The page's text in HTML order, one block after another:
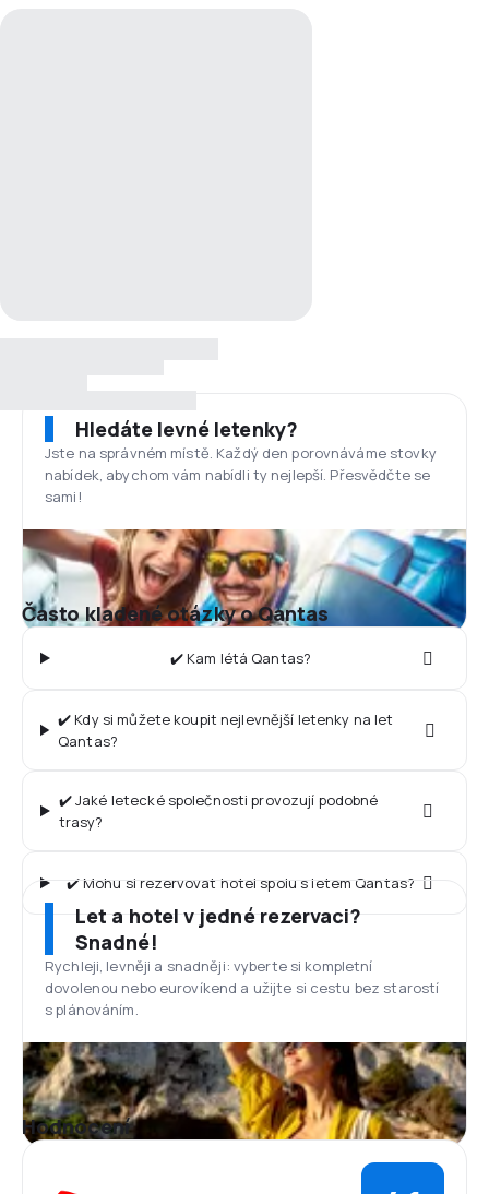
Hledáte levné letenky?
Jste na správném místě. Každý den porovnáváme stovky
nabídek, abychom vám nabídli ty nejlepší. Přesvědčte se
sami!
Často kladené otázky o Qantas
✔️ Kam létá Qantas?
✔️ Kdy si můžete koupit nejlevnější letenky na let
Qantas?
✔️ Jaké letecké společnosti provozují podobné
trasy?
✔️ Mohu si rezervovat hotel spolu s letem Qantas?
Let a hotel v jedné rezervaci?
Snadné!
Rychleji, levněji a snadněji: vyberte si kompletní
dovolenou nebo eurovíkend a užijte si cestu bez starostí
s plánováním.
Hodnocení